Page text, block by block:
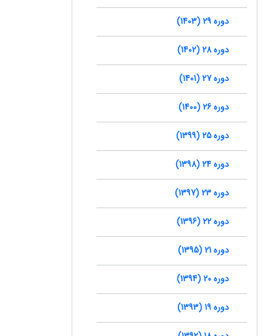
دوره 29 (1403)
دوره 28 (1402)
دوره 27 (1401)
دوره 26 (1400)
دوره 25 (1399)
دوره 24 (1398)
دوره 23 (1397)
دوره 22 (1396)
دوره 21 (1395)
دوره 20 (1394)
دوره 19 (1393)